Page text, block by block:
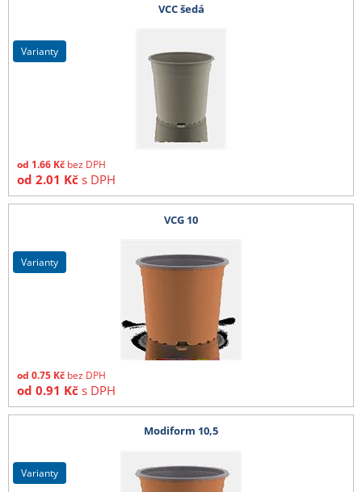
VCC šedá
od 1.66 Kč bez DPH
od 2.01 Kč s DPH
varianty
VCG 10
od 0.75 Kč bez DPH
od 0.91 Kč s DPH
varianty
Modiform 10,5
varianty